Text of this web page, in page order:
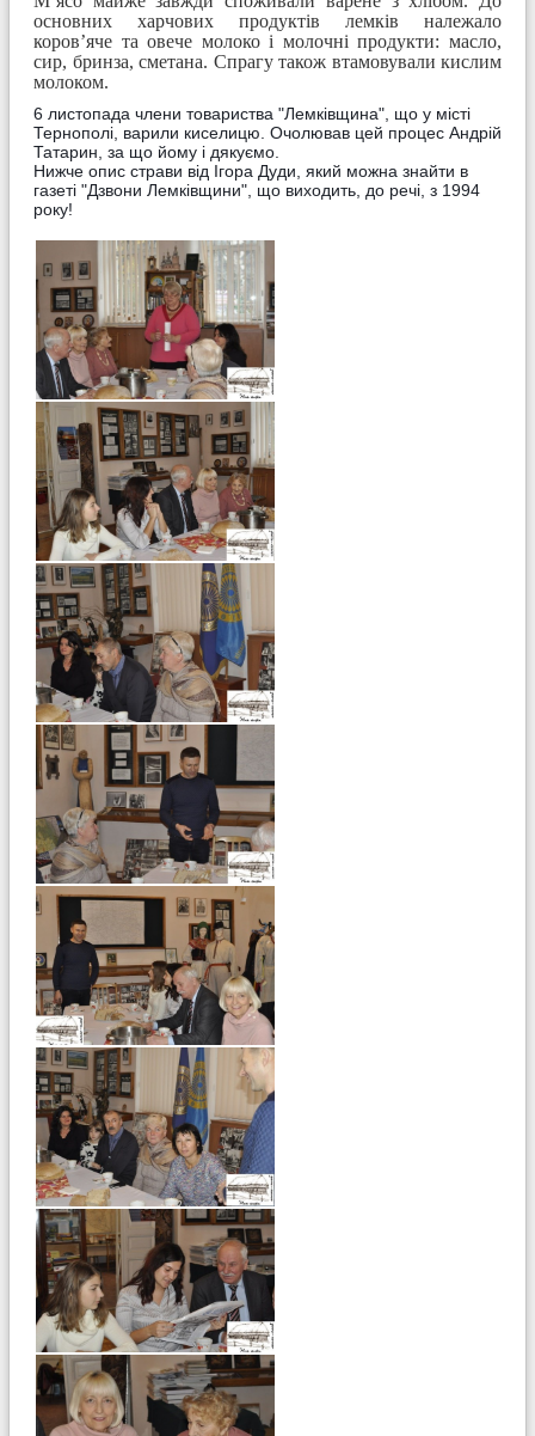
основних харчових продуктів лемків належало
коров’яче та овече молоко і молочні продукти: масло,
сир, бринза, сметана. Спрагу також втамовували кислим
молоком.
6 листопада члени товариства "Лемківщина", що у місті
Тернополі, варили киселицю. Очолював цей процес Андрій
Татарин, за що йому і дякуємо.
Нижче опис страви від Ігора Дуди, який можна знайти в
газеті "Дзвони Лемківщини", що виходить, до речі, з 1994
року!